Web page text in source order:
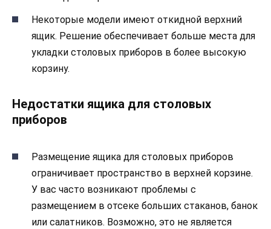
Некоторые модели имеют откидной верхний
ящик. Решение обеспечивает больше места для
укладки столовых приборов в более высокую
корзину.
Недостатки ящика для столовых
приборов
Размещение ящика для столовых приборов
ограничивает пространство в верхней корзине.
У вас часто возникают проблемы с
размещением в отсеке больших стаканов, банок
или салатников. Возможно, это не является